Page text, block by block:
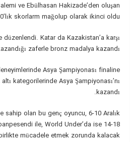
ve Ebülhasan Hakizade’den oluşan
skorlarm mağolup olarak ikinci oldu.
Katar da Kazakistan’a karşı
zaferle bronz madalya kazandı.
Asya Şampiyonası finaline
kategorilerinde Asya Şampiyonası’nı
kazandı.
sahip olan bu genç oyuncu, 6-10 Aralık
ile, World Under’da ise 14-18
mücadele etmek zorunda kalacak.